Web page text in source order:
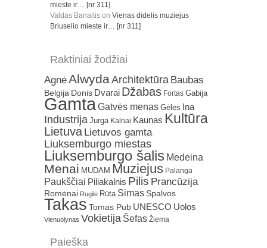
mieste ir… [nr 311]
Valdas Banaitis on Vienas didelis muziejus
Briuselio mieste ir… [nr 311]
Raktiniai žodžiai
AgnėAlwydaArchitektūra Baubas
Belgija Donis Dvarai Džabas Fortas Gabija
GamtaGatvės menas Gėlės Ina
Industrija Jurga Kalnai Kaunas Kultūra
Lietuva Lietuvos gamta
Liuksemburgo miestas
Liuksemburgo šalis Medeina
Menai MUDAM Muziejus Palanga
Paukščiai Piliakalnis Pilis Prancūzija
Romėnai Rugilė Rūta Simas Spalvos
Takas Tomas Pub UNESCO Uolos
Vienuolynas Vokietija Šefas Žiema
Paieška